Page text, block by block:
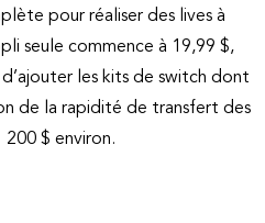
pour réaliser des lives à
seule commence à 19,99 $,
les kits de switch dont
de la rapidité de transfert des
200 $ environ.